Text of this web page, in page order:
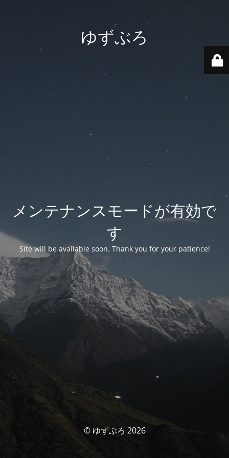
ゆずぶろ
メンテナンスモードが有効で
す
Site will be available soon. Thank you for your patience!
© ゆずぶろ 2026